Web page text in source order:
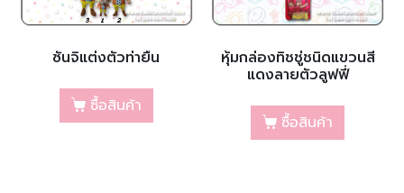
ซันจิแต่งตัวท่ายืน
ซื้อสินค้า
หุ้มกล่องทิชชู่ชนิดแขวนสี
แดงลายตัวลูฟฟี่
ซื้อสินค้า